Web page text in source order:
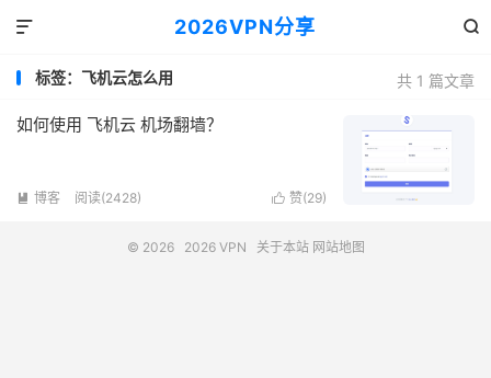
2026VPN分享 

共 1 篇文章
标签：飞机云怎么用
如何使用 飞机云 机场翻墙？
 赞(29)
 博客 阅读(2428)
© 2026 2026 VPN 关于本站 网站地图